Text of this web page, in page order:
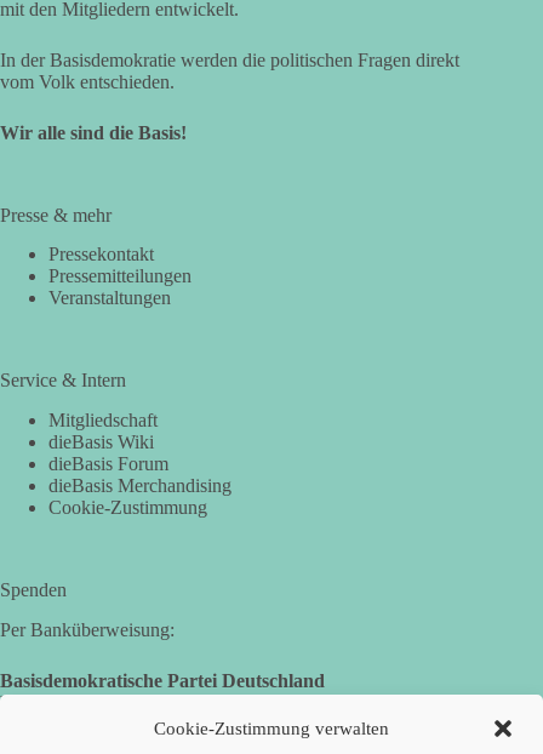
Cookie-Zustimmung verwalten
mit den Mitgliedern entwickelt.
In der Basisdemokratie werden die politischen Fragen direkt
vom Volk entschieden.
Wir alle sind die Basis!
Presse & mehr
Pressekontakt
Pressemitteilungen
Veranstaltungen
Service & Intern
Mitgliedschaft
dieBasis Wiki
dieBasis Forum
dieBasis Merchandising
Cookie-Zustimmung
Spenden
Per Banküberweisung:
Basisdemokratische Partei Deutschland
Landesverband Nordrhein-Westfalen
IBAN: DE14 3005 0110 1008 4913 08